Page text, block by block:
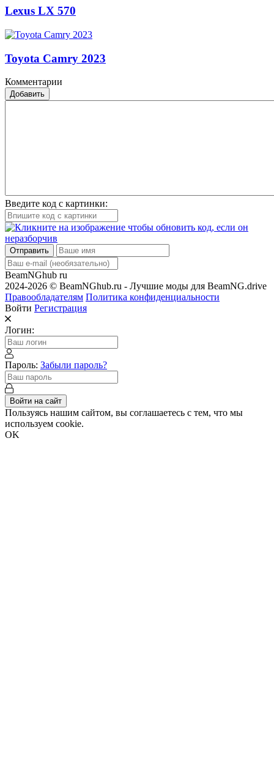
Lexus LX 570
Toyota Camry 2023
Комментарии
Добавить
Введите код с картинки:
Отправить
BeamNGhub ru
2024-2026 © BeamNGhub.ru - Лучшие моды для BeamNG.drive
Правообладателям Политика конфиденциальности
Войти Регистрация
Логин:
Пароль: Забыли пароль?
Войти на сайт
Пользуясь нашим сайтом, вы соглашаетесь с тем, что мы
используем cookie.
OK